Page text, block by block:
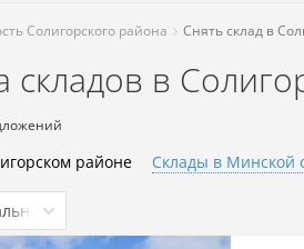
Солигорского района Снять склад в
складов в
районе Склады в Минской